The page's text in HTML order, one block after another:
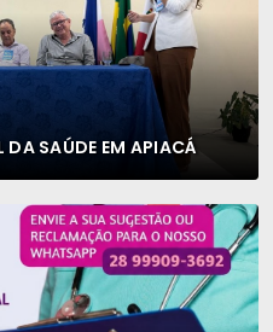
DA SAÚDE EM APIACÁ